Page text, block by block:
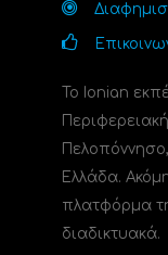
Το Ionian
Ελλάδα.
πλατφόρμα
διαδικτυακά.